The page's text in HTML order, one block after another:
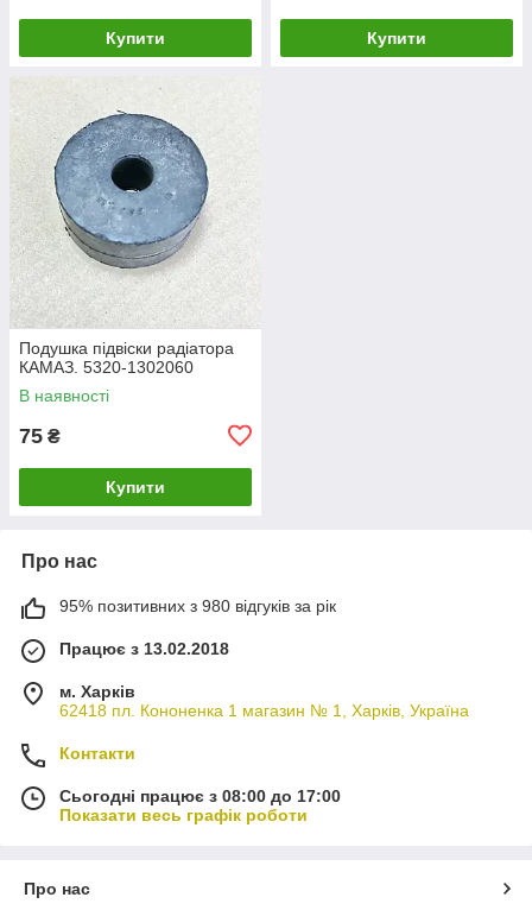
Купити Купити
Подушка підвіски радіатора
КАМАЗ. 5320-1302060
В наявності
75 ₴
Купити
Про нас
95% позитивних з 980 відгуків за рік
Працює з 13.02.2018
м. Харків
62418 пл. Кононенка 1 магазин № 1, Харків, Україна
Контакти
Сьогодні працює з 08:00 до 17:00
Показати весь графік роботи
Про нас